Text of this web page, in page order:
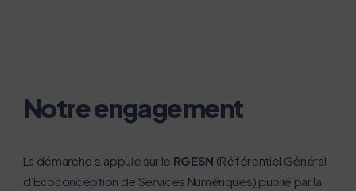
Notre engagement
La démarche s’appuie sur le RGESN (Référentiel Général
d’Ecoconception de Services Numériques) publié par la